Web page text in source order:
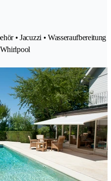
• Jacuzzi • Wasseraufbereitung
Whirlpool